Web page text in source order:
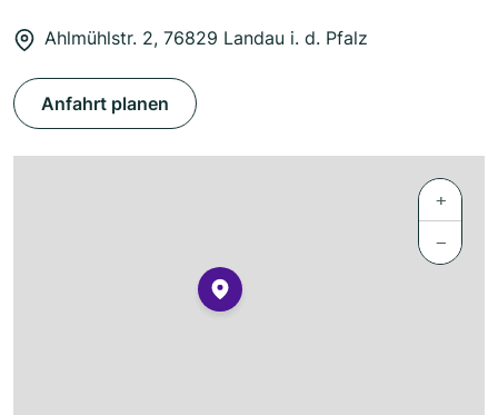
Ahlmühlstr. 2, 76829 Landau i. d. Pfalz
Anfahrt planen
+
−